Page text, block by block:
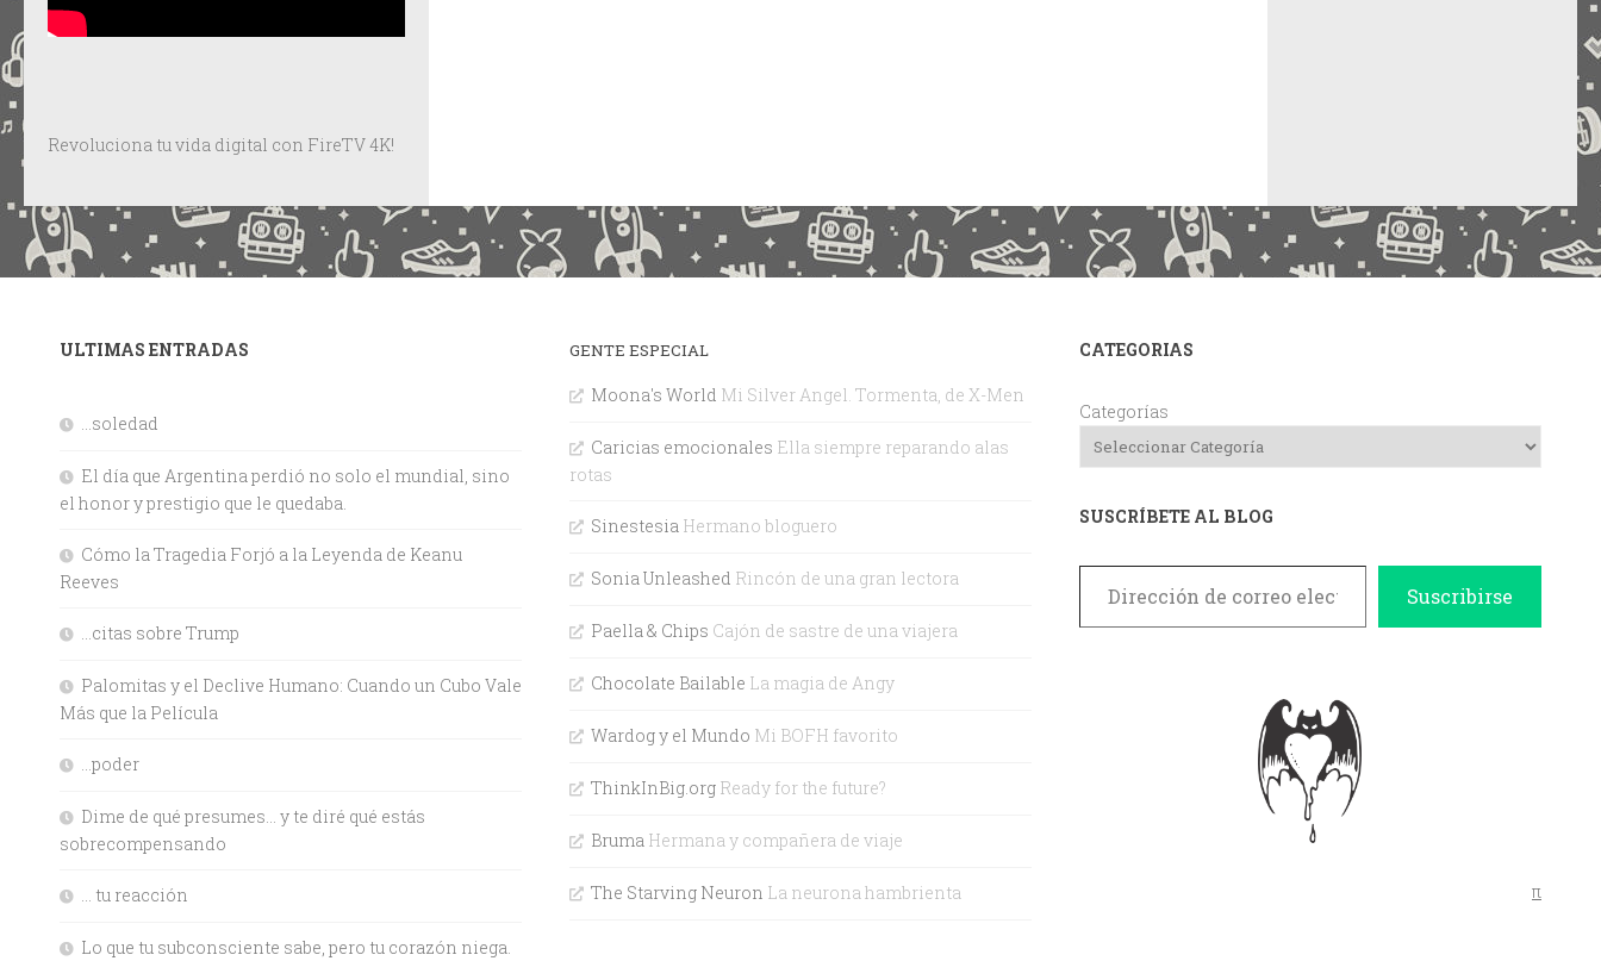
Revoluciona tu vida digital con FireTV 4K!
ULTIMAS ENTRADAS
…soledad
El día que Argentina perdió no solo el mundial, sino
el honor y prestigio que le quedaba.
Cómo la Tragedia Forjó a la Leyenda de Keanu
Reeves
…citas sobre Trump
Palomitas y el Declive Humano: Cuando un Cubo Vale
Más que la Película
…poder
Dime de qué presumes… y te diré qué estás
sobrecompensando
… tu reacción
Lo que tu subconsciente sabe, pero tu corazón niega.
GENTE ESPECIAL
Moona's World Mi Silver Angel. Tormenta, de X-Men
Caricias emocionales Ella siempre reparando alas
rotas
SinestesiaHermano bloguero
Sonia Unleashed Rincón de una gran lectora
Paella & Chips Cajón de sastre de una viajera
Chocolate Bailable La magia de Angy
Wardog y el Mundo Mi BOFH favorito
ThinkInBig.orgReady for the future?
BrumaHermana y compañera de viaje
The Starving Neuron La neurona hambrienta
CATEGORIAS
Categorías
SUSCRÍBETE AL BLOG
Dirección de correo electrónico
Suscribirse
π